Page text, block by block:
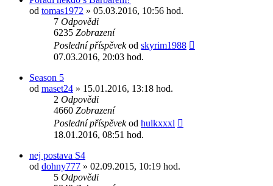
od tomas1972 » 05.03.2016, 10:56 hod.
7 Odpovědi
6235 Zobrazení
Poslední příspěvekod skyrim1988
07.03.2016, 20:03 hod.
Season 5
od maset24 » 15.01.2016, 13:18 hod.
2 Odpovědi
4660 Zobrazení
Poslední příspěvekod hulkxxxl
18.01.2016, 08:51 hod.
nej postava S4
od dohny777 » 02.09.2015, 10:19 hod.
5 Odpovědi